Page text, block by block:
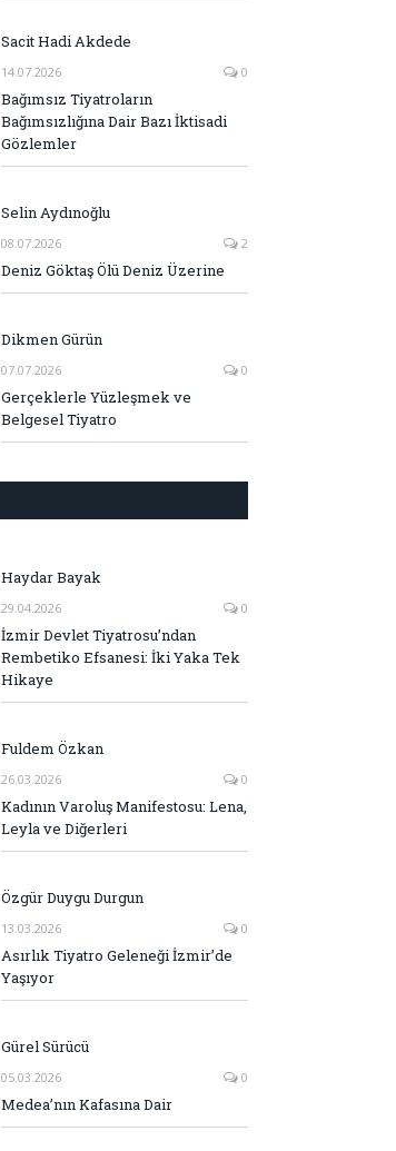
Sacit Hadi Akdede
14.07.2026 0
Bağımsız Tiyatroların
Bağımsızlığına Dair Bazı İktisadi
Gözlemler
Selin Aydınoğlu
08.07.2026 2
Deniz Göktaş Ölü Deniz Üzerine
Dikmen Gürün
07.07.2026 0
Gerçeklerle Yüzleşmek ve
Belgesel Tiyatro
Haydar Bayak
29.04.2026 0
İzmir Devlet Tiyatrosu’ndan
Rembetiko Efsanesi: İki Yaka Tek
Hikaye
Fuldem Özkan
26.03.2026 0
Kadının Varoluş Manifestosu: Lena,
Leyla ve Diğerleri
Özgür Duygu Durgun
13.03.2026 0
Asırlık Tiyatro Geleneği İzmir’de
Yaşıyor
Gürel Sürücü
05.03.2026 0
Medea’nın Kafasına Dair